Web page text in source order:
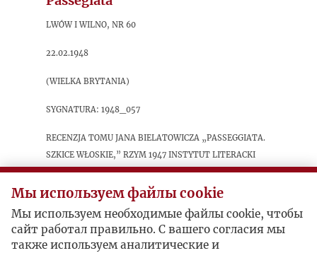
Lwów i Wilno, nr 60
22.02.1948
(Wielka Brytania)
sygnatura: 1948_057
Recenzja tomu Jana Bielatowicza „Passeggiata.
Szkice włoskie,” Rzym 1947 Instytut Literacki
Postacie powiązane
Inne: Jan Bielatowicz
Мы используем файлы cookie
Мы используем необходимые файлы cookie, чтобы
сайт работал правильно. С вашего согласия мы
также используем аналитические и